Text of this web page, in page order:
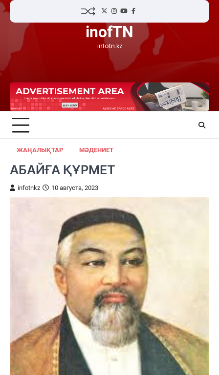
Skip
content
TwitterInstagram
YouTubeFacebook
inofTN
infotn.kz
ЖАҢАЛЫҚТАР МӘДЕНИЕТ
АБАЙҒА ҚҰРМЕТ
infotnkz 10 августа, 2023